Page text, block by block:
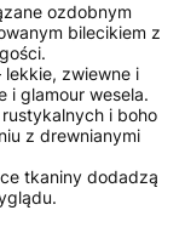
ozdobnym
bilecikiem z
lekkie, zwiewne i
i glamour wesela.
i boho
z drewnianymi
tkaniny dodadzą